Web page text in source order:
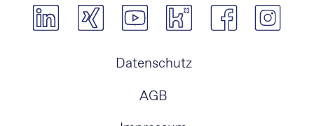
Navigation
Datenschutz
AGB